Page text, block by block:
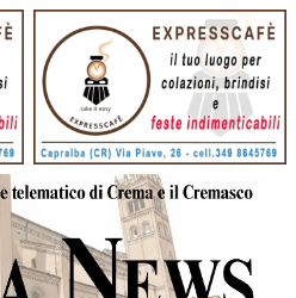
HOME
CRONACA